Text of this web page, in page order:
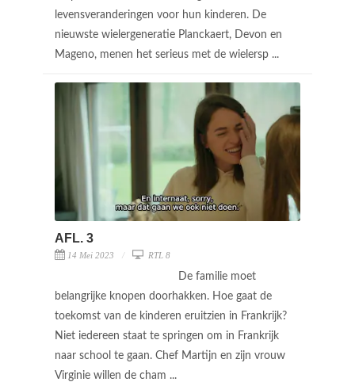
levensveranderingen voor hun kinderen. De
nieuwste wielergeneratie Planckaert, Devon en
Mageno, menen het serieus met de wielersp ...
AFL. 3
14 Mei 2023 RTL 8
De familie moet
belangrijke knopen doorhakken. Hoe gaat de
toekomst van de kinderen eruitzien in Frankrijk?
Niet iedereen staat te springen om in Frankrijk
naar school te gaan. Chef Martijn en zijn vrouw
Virginie willen de cham ...